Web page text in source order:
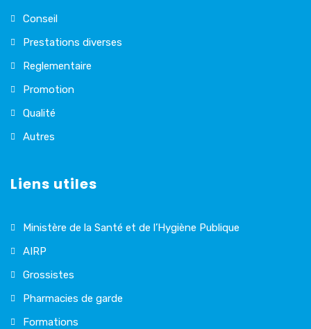
Conseil
Prestations diverses
Reglementaire
Promotion
Qualité
Autres
Liens utiles
Ministère de la Santé et de l’Hygiène Publique
AIRP
Grossistes
Pharmacies de garde
Formations